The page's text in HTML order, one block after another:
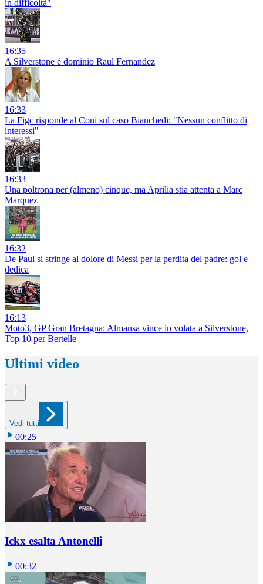
in difficoltà"
16:35
A Silverstone è dominio Raul Fernandez
16:33
La Figc risponde al Coni sul caso Bianchedi: "Nessun conflitto di
interessi"
16:33
Una poltrona per (almeno) cinque, ma Aprilia stia attenta a Marc
Marquez
16:32
De Paul si stringe al dolore di Messi per la perdita del padre: gol e
dedica
16:13
Moto3, GP Gran Bretagna: Almansa vince in volata a Silverstone,
Top 10 per Bertelle
Ultimi video
Vedi tutti
00:25
Ickx esalta Antonelli
00:32